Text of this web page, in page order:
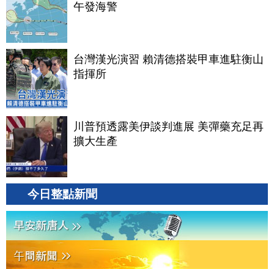
午發海警
台灣漢光演習 賴清德搭裝甲車進駐衡山
指揮所
川普預透露美伊談判進展 美彈藥充足再
擴大生產
今日整點新聞